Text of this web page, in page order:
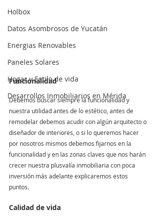
Holbox
Datos Asombrosos de Yucatán
Energias Renovables
Paneles Solares
Hogar y Estilo de vida
Desarrollos Inmobiliarios en Mérida
Funcionalidad
Debemos buscar siempre la funcionalidad y
nuestra utilidad antes de lo estético, antes de
remodelar debemos acudir con algún arquitecto o
diseñador de interiores, o si lo queremos hacer
por nosotros mismos debemos fijarnos en la
funcionalidad y en las zonas claves que nos harán
crecer nuestra plusvalía inmobiliaria con poca
inversión más adelante explicaremos estos
puntos.
Calidad de vida